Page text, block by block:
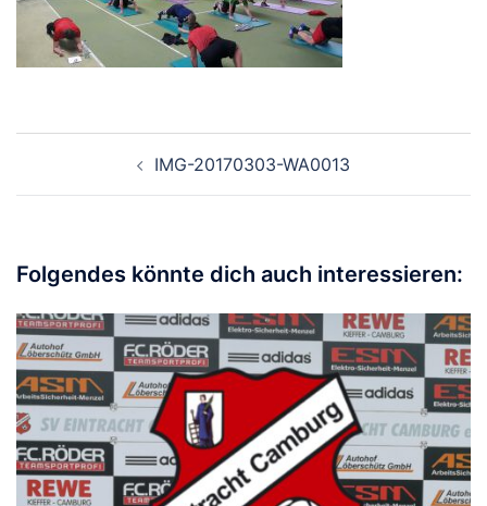
IMG-20170303-WA0013
Folgendes könnte dich auch interessieren: